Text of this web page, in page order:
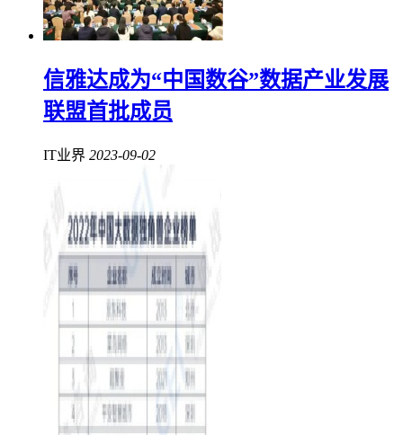
信雅达成为“中国数谷”数据产业发展
联盟首批成员
IT业界 2023-09-02